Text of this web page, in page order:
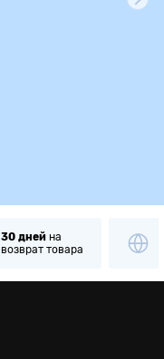
30 дней на
возврат товара